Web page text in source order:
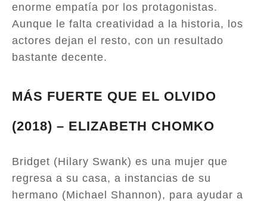
enorme empatía por los protagonistas.
Aunque le falta creatividad a la historia, los
actores dejan el resto, con un resultado
bastante decente.
MÁS FUERTE QUE EL OLVIDO
(2018) – ELIZABETH CHOMKO
Bridget (Hilary Swank) es una mujer que
regresa a su casa, a instancias de su
hermano (Michael Shannon), para ayudar a